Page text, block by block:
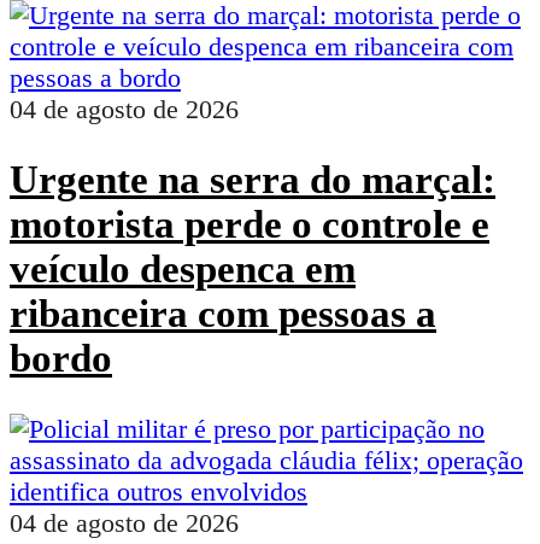
04 de agosto de 2026
Urgente na serra do marçal:
motorista perde o controle e
veículo despenca em
ribanceira com pessoas a
bordo
04 de agosto de 2026